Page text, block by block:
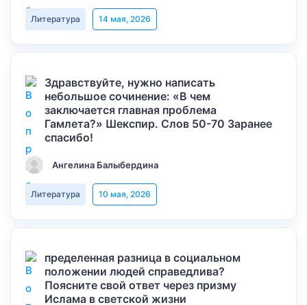
Литература 14 мая, 2026
Здравствуйте, нужно написать
небольшое сочинение: «В чем
заключается главная проблема
Гамлета?» Шекспир. Слов 50-70 Заранее
спасибо!
Ангелина Балыбердина
Литература 10 мая, 2026
пределенная разница в социальном
положении людей справедлива?
Поясните свой ответ через призму
Ислама в светской жизни